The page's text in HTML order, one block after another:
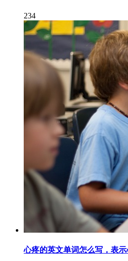
234
心疼的英文单词怎么写，表